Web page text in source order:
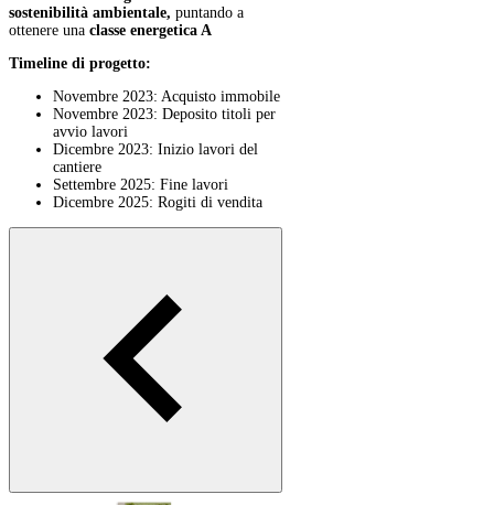
sostenibilità ambientale, puntando a
ottenere una classe energetica A
Timeline di progetto:
Novembre 2023: Acquisto immobile
Novembre 2023: Deposito titoli per
avvio lavori
Dicembre 2023: Inizio lavori del
cantiere
Settembre 2025: Fine lavori
Dicembre 2025: Rogiti di vendita